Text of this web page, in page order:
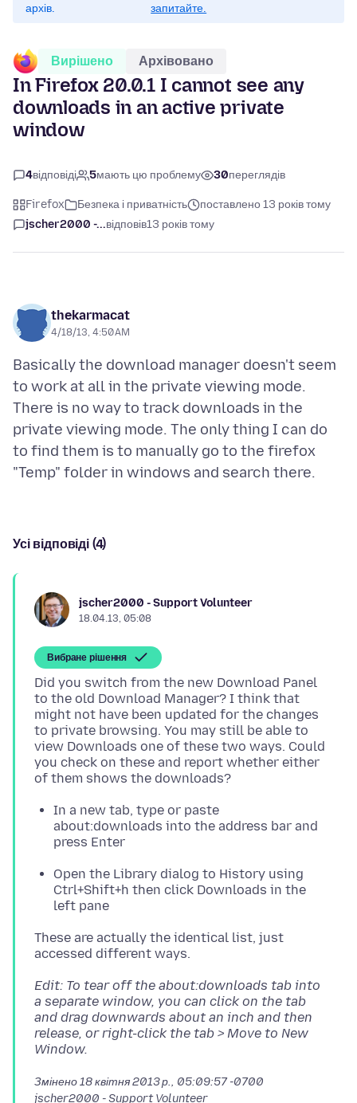
архів.
запитайте.
Вирішено Архівовано
In Firefox 20.0.1 I cannot see any
downloads in an active private
window
4відповіді 5мають цю проблему 30переглядів
Firefox Безпека і приватність
поставлено 13 років тому
jscher2000 -...відповів13 років тому
thekarmacat
4/18/13, 4:50 AM
Basically the download manager doesn't seem
to work at all in the private viewing mode.
There is no way to track downloads in the
private viewing mode. The only thing I can do
to find them is to manually go to the firefox
Усі відповіді (4)
jscher2000 - Support Volunteer
18.04.13, 05:08
Вибране рішення
Did you switch from the new Download Panel
to the old Download Manager? I think that
might not have been updated for the changes
to private browsing. You may still be able to
view Downloads one of these two ways. Could
you check on these and report whether either
In a new tab, type or paste
about:downloads into the address bar and
press Enter
Open the Library dialog to History using
Ctrl+Shift+h then click Downloads in the
left pane
These are actually the identical list, just
Edit: To tear off the about:downloads tab into
a separate window, you can click on the tab
and drag downwards about an inch and then
release, or right-click the tab > Move to New
Window.
Змінено18 квітня 2013 р., 05:09:57 -0700
jscher2000 - Support Volunteer